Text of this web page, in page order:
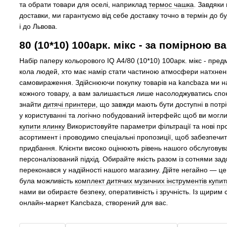
та обрати товари для оселі, наприклад термос чашка .
доставки, ми гарантуємо від себе доставку точно в термін до
і до Львова.
80 (10*10) 100арк. мікс - за помірною
Набір паперу кольорового IQ А4/80 (10*10) 100арк. мікс -
кола людей, хто має намір стати частиною атмосфери
самовираження. Здійснюючи покупку товарів на kancbaza ми
кожного товару, а вам залишається лише насолоджуватись
знайти дитячі принтери , що завжди мають бути доступні в
у користуванні та логічно побудований інтерфейс щоб ви
купити ялинку Використовуйте параметри фільтрації та нові
асортимент і проводимо спеціальні пропозиції, щоб
придбання. Клієнти високо оцінюють рівень нашого
персоналізований підхід. Обирайте якість разом із сотнями
переконався у надійності нашого магазину. Дійте негайно —
була можливість комплект дитячих музичних інструментів
нами ви обираєте безпеку, оперативність і зручність. Із
онлайн-маркет Kancbaza, створений для вас.